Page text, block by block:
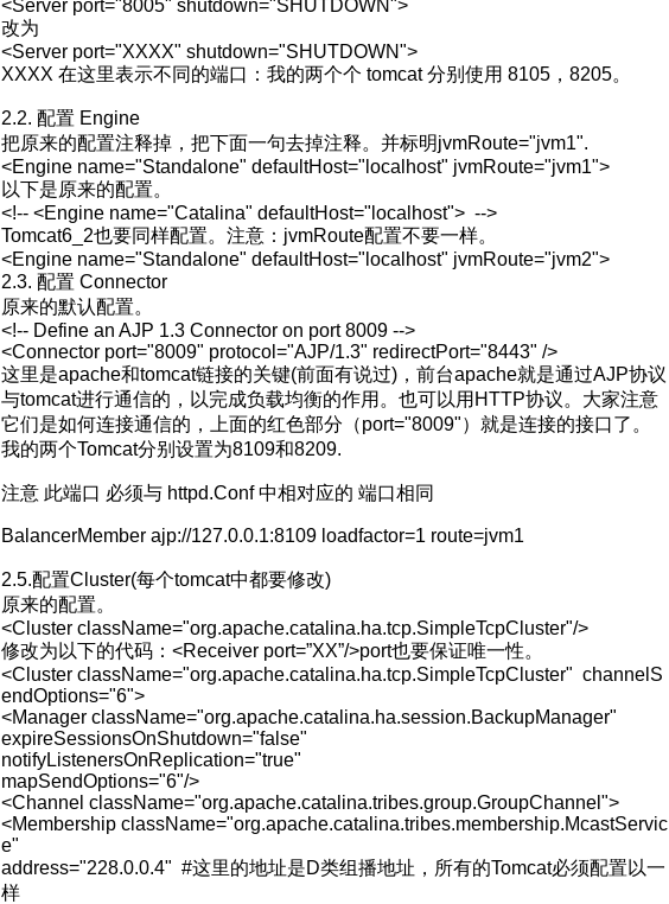
<Server port="8005" shutdown="SHUTDOWN">
改为
<Server port="XXXX" shutdown="SHUTDOWN">
XXXX 在这里表示不同的端口：我的两个个 tomcat 分别使用 8105，8205。
2.2. 配置 Engine
把原来的配置注释掉，把下面一句去掉注释。并标明jvmRoute="jvm1".
<Engine name="Standalone" defaultHost="localhost" jvmRoute="jvm1">
以下是原来的配置。
<!-- <Engine name="Catalina" defaultHost="localhost"> -->
Tomcat6_2也要同样配置。注意：jvmRoute配置不要一样。
<Engine name="Standalone" defaultHost="localhost" jvmRoute="jvm2">
2.3. 配置 Connector
原来的默认配置。
<!-- Define an AJP 1.3 Connector on port 8009 -->
<Connector port="8009" protocol="AJP/1.3" redirectPort="8443" />
这里是apache和tomcat链接的关键(前面有说过)，前台apache就是通过AJP协议
与tomcat进行通信的，以完成负载均衡的作用。也可以用HTTP协议。大家注意
它们是如何连接通信的，上面的红色部分（port="8009"）就是连接的接口了。
我的两个Tomcat分别设置为8109和8209.
注意 此端口 必须与 httpd.Conf 中相对应的 端口相同
BalancerMember ajp://127.0.0.1:8109 loadfactor=1 route=jvm1
2.5.配置Cluster(每个tomcat中都要修改)
原来的配置。
<Cluster className="org.apache.catalina.ha.tcp.SimpleTcpCluster"/>
修改为以下的代码：<Receiver port=”XX”/>port也要保证唯一性。
<Cluster className="org.apache.catalina.ha.tcp.SimpleTcpCluster" channelS
endOptions="6">
<Manager className="org.apache.catalina.ha.session.BackupManager"
expireSessionsOnShutdown="false"
notifyListenersOnReplication="true"
mapSendOptions="6"/>
<Channel className="org.apache.catalina.tribes.group.GroupChannel">
<Membership className="org.apache.catalina.tribes.membership.McastServic
e"
address="228.0.0.4" #这里的地址是D类组播地址，所有的Tomcat必须配置以一
样